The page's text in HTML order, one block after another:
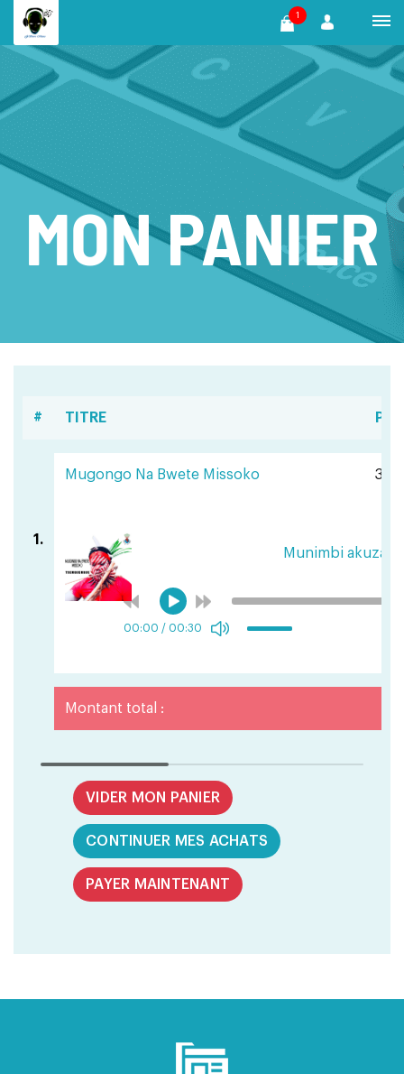
1
MON PANIER
# TITRE
Mugongo Na Bwete Missoko 351
1.
Munimbi akuza
00:00 / 00:30
Montant total :
VIDER MON PANIER
CONTINUER MES ACHATS
PAYER MAINTENANT